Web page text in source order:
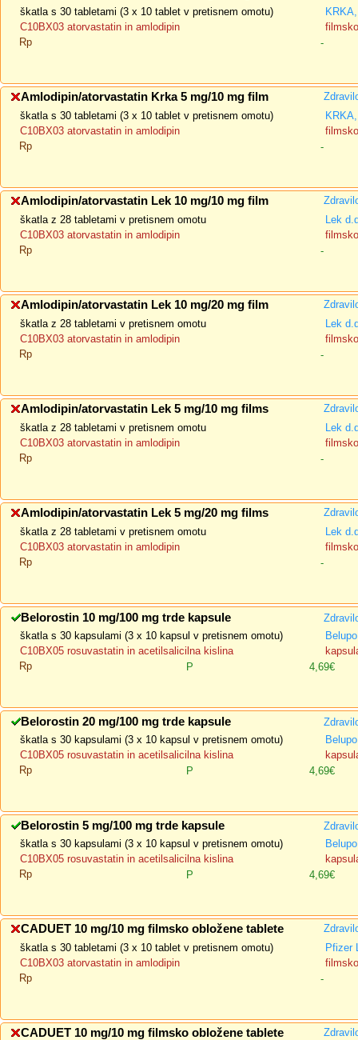
škatla s 30 tabletami (3 x 10 tablet v pretisnem omotu)
C10BX03 atorvastatin in amlodipin
Rp
-
Amlodipin/atorvastatin Krka 5 mg/10 mg film
škatla s 30 tabletami (3 x 10 tablet v pretisnem omotu)
C10BX03 atorvastatin in amlodipin
Rp
-
Amlodipin/atorvastatin Lek 10 mg/10 mg film
škatla z 28 tabletami v pretisnem omotu
Lek
C10BX03 atorvastatin in amlodipin
Rp
-
Amlodipin/atorvastatin Lek 10 mg/20 mg film
škatla z 28 tabletami v pretisnem omotu
Lek
C10BX03 atorvastatin in amlodipin
Rp
-
Amlodipin/atorvastatin Lek 5 mg/10 mg films
škatla z 28 tabletami v pretisnem omotu
Lek
C10BX03 atorvastatin in amlodipin
Rp
-
Amlodipin/atorvastatin Lek 5 mg/20 mg films
škatla z 28 tabletami v pretisnem omotu
Lek
C10BX03 atorvastatin in amlodipin
Rp
-
Belorostin 10 mg/100 mg trde kapsule
škatla s 30 kapsulami (3 x 10 kapsul v pretisnem omotu)
C10BX05 rosuvastatin in acetilsalicilna kislina
Rp
P 4,69€
Belorostin 20 mg/100 mg trde kapsule
škatla s 30 kapsulami (3 x 10 kapsul v pretisnem omotu)
C10BX05 rosuvastatin in acetilsalicilna kislina
Rp
P 4,69€
Belorostin 5 mg/100 mg trde kapsule
škatla s 30 kapsulami (3 x 10 kapsul v pretisnem omotu)
C10BX05 rosuvastatin in acetilsalicilna kislina
Rp
P 4,69€
CADUET 10 mg/10 mg filmsko obložene tablete
škatla s 30 tabletami (3 x 10 tablet v pretisnem omotu)
Pfizer
C10BX03 atorvastatin in amlodipin
Rp
-
CADUET 10 mg/10 mg filmsko obložene tablete